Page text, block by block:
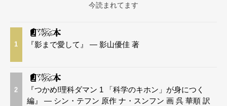
今読まれてます
1 『影まで愛して』 — 影山優佳 著
2
『つかめ!理科ダマン 1 「科学のキホン」が身につく
編』 — シン・テフン 原作 ナ・スンフン 画 呉 華順 訳